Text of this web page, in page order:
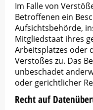
Im Falle von
Betroffenen ein
Aufsichtsbehörde,
Mitgliedstaat ihres
Arbeitsplatzes oder
Verstoßes zu. Das
unbeschadet
oder gerichtlicher
Recht auf